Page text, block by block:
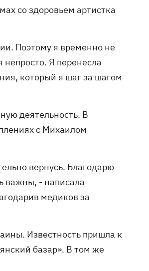
со здоровьем артистка
Поэтому я временно не
Я перенесла
который я шаг за шагом
деятельность. В
с Михаилом
вернусь. Благодарю
важны, - написала
медиков за
Известность пришла к
базар». В том же